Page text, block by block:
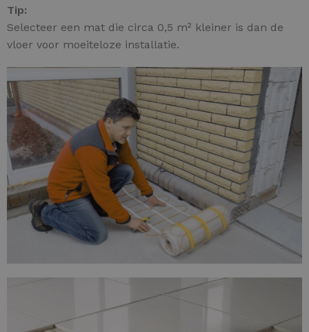
Tip:
Selecteer een mat die circa 0,5 m² kleiner is dan de
vloer voor moeiteloze installatie.